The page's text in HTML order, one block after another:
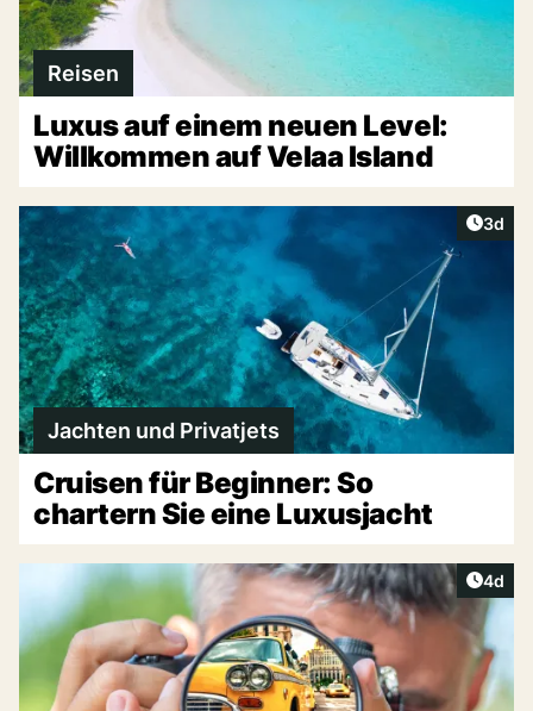
Reisen
Luxus auf einem neuen Level:
Willkommen auf Velaa Island
3d
Jachten und Privatjets
Cruisen für Beginner: So
chartern Sie eine Luxusjacht
4d